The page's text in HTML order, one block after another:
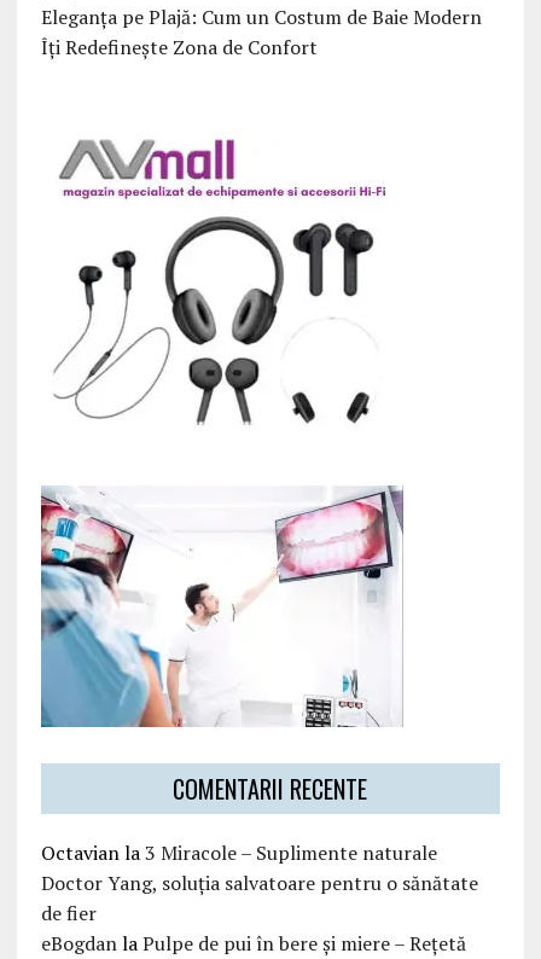
Eleganța pe Plajă: Cum un Costum de Baie Modern
Îți Redefinește Zona de Confort
COMENTARII RECENTE
Octavianla3 Miracole – Suplimente naturale
Doctor Yang, soluția salvatoare pentru o sănătate
de fier
eBogdanlaPulpe de pui în bere și miere – Rețetă